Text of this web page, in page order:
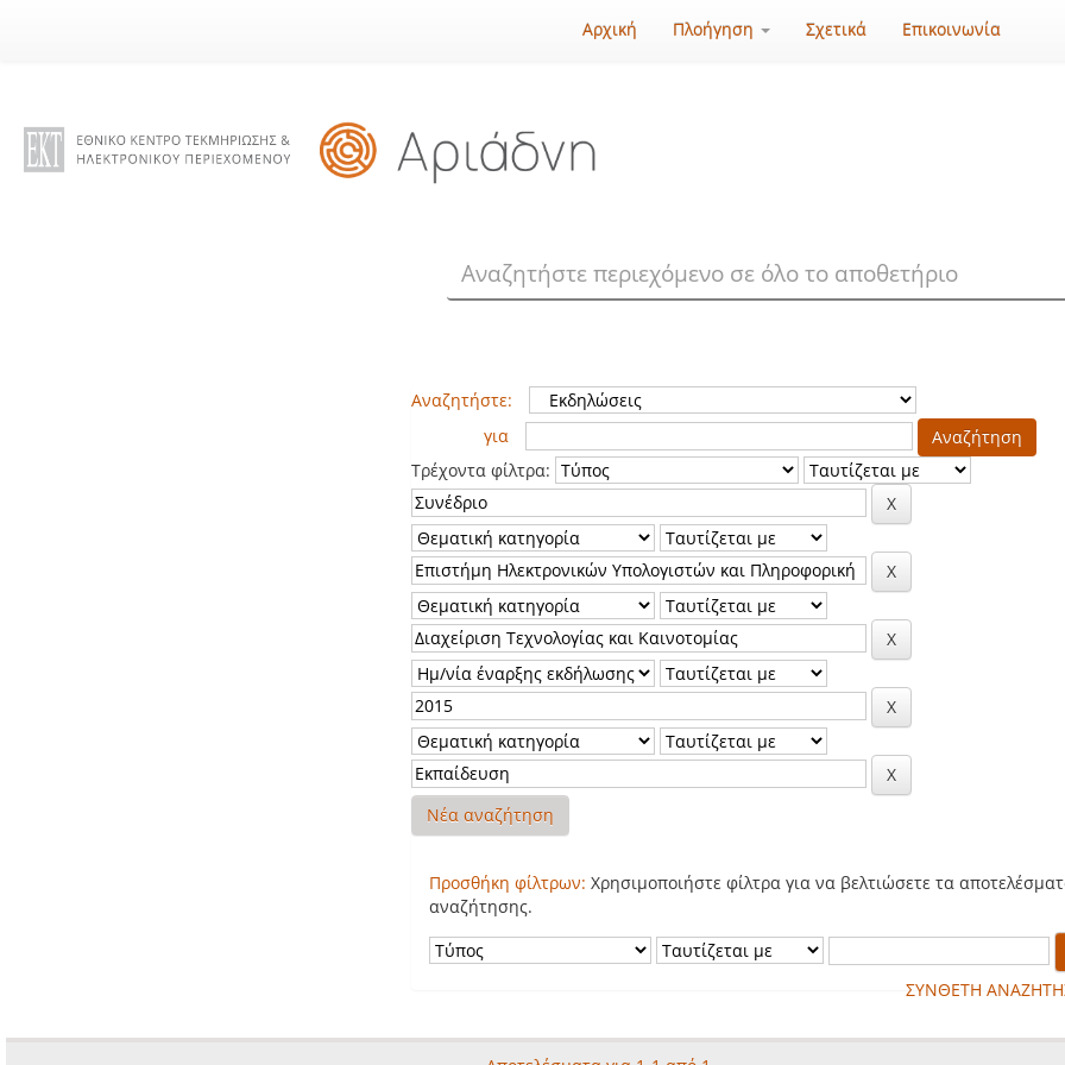
Αρχική Πλοήγηση Σχετικά Επικοινωνία
Αναζητήστε:
για
Τρέχοντα φίλτρα:
Νέα αναζήτηση
Προσθήκη φίλτρων: Χρησιμοποιήστε φίλτρα για να βελτιώσετε τα
αναζήτησης.
ΣΥΝΘΕΤΗ